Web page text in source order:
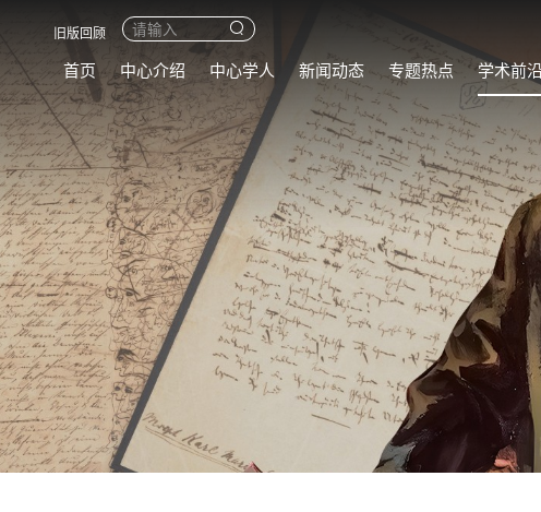
旧版回顾
首页 中心介绍 中心学人 新闻动态 专题热点 学术前